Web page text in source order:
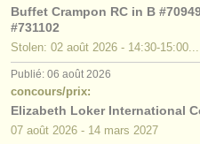
Buffet Crampon RC in B
#731102
Stolen: 02 août 2026 - 14:30-15:00...
Publié: 06 août 2026
concours/prix:
Elizabeth Loker International
07 août 2026 - 14 mars 2027